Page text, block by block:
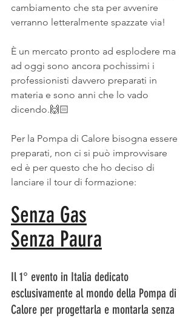
cambiamento che sta per avvenire
verranno letteralmente spazzate via!
È un mercato pronto ad esplodere ma
ad oggi sono ancora pochissimi i
professionisti davvero preparati in
materia e sono anni che lo vado
dicendo.🙌🏻
Per la Pompa di Calore bisogna essere
preparati, non ci si può improvvisare
ed è per questo che ho deciso di
lanciare il tour di formazione:
Senza Gas
Senza Paura
Il 1° evento in Italia dedicato
esclusivamente al mondo della Pompa di
Calore per progettarla e montarla senza